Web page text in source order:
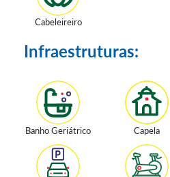
Cabeleireiro
Infraestruturas:
Banho Geriátrico Capela